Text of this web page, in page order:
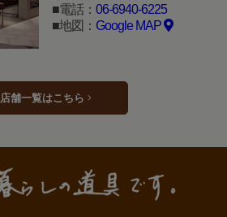
電話： 06-6940-6225
地図： Google MAP
店舗一覧はこちら